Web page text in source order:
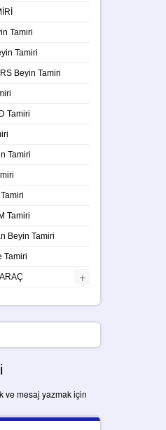
Tamiri
Tamiri
Beyin Tamiri
Tamiri
Tamiri
Tamiri
Beyin Tamiri
Tamiri
+
ve mesaj yazmak için